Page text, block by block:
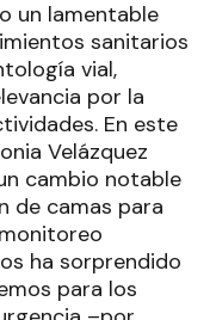
un lamentable
sanitarios
vial,
por la
En este
Velázquez
cambio notable
de camas para
ha sorprendido
para los